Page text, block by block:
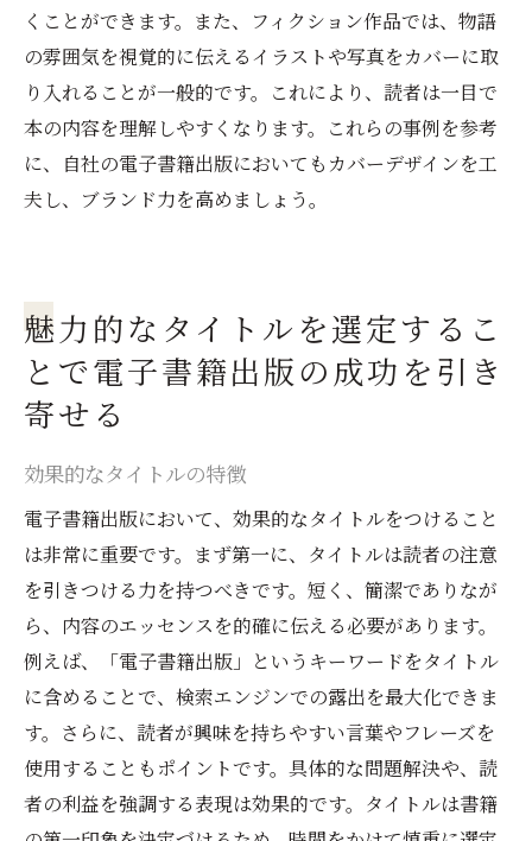
くことができます。また、フィクション作品では、物語
の雰囲気を視覚的に伝えるイラストや写真をカバーに取
り入れることが一般的です。これにより、読者は一目で
本の内容を理解しやすくなります。これらの事例を参考
に、自社の電子書籍出版においてもカバーデザインを工
夫し、ブランド力を高めましょう。
魅力的なタイトルを選定するこ
とで電子書籍出版の成功を引き
寄せる
効果的なタイトルの特徴
電子書籍出版において、効果的なタイトルをつけること
は非常に重要です。まず第一に、タイトルは読者の注意
を引きつける力を持つべきです。短く、簡潔でありなが
ら、内容のエッセンスを的確に伝える必要があります。
例えば、「電子書籍出版」というキーワードをタイトル
に含めることで、検索エンジンでの露出を最大化できま
す。さらに、読者が興味を持ちやすい言葉やフレーズを
使用することもポイントです。具体的な問題解決や、読
者の利益を強調する表現は効果的です。タイトルは書籍